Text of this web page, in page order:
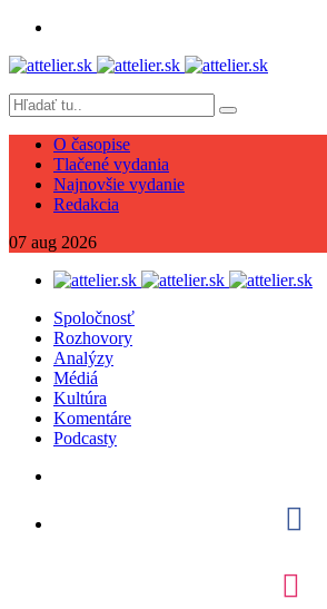
O časopise
Tlačené vydania
Najnovšie vydanie
Redakcia
07 aug 2026
Spoločnosť
Rozhovory
Analýzy
Médiá
Kultúra
Komentáre
Podcasty